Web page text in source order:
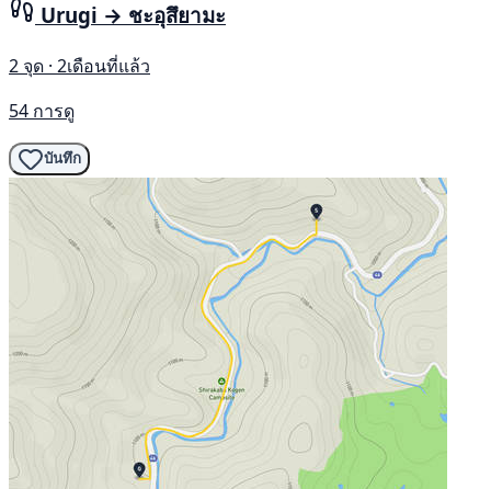
Urugi → ชะอุสึยามะ
2 จุด · 2เดือนที่แล้ว
54 การดู
บันทึก